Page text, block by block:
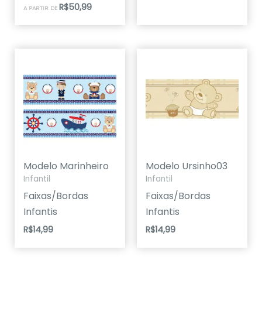
A PARTIR DE R$50,99
Modelo Marinheiro
Infantil
Faixas/Bordas
Infantis
R$14,99
Modelo Ursinho03
Infantil
Faixas/Bordas
Infantis
R$14,99